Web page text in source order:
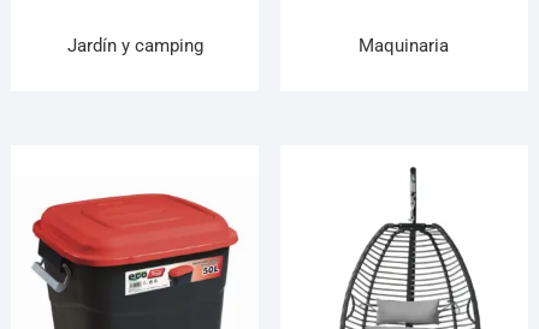
Jardín y camping Maquinaria